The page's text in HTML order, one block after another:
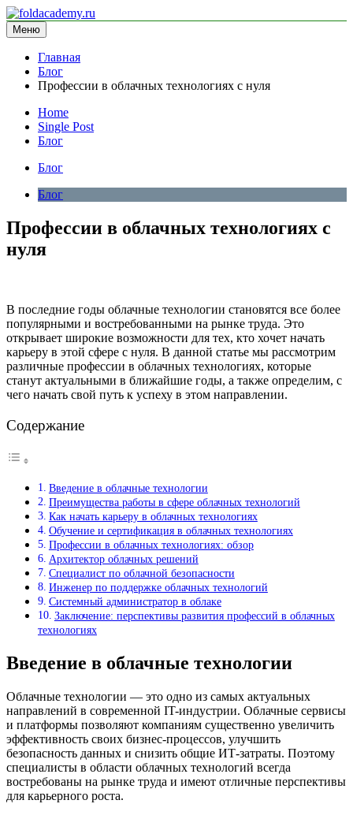
Перейти
к
содержимому
foldacademy.ru
информационный сайт
Меню
Главная
Блог
Профессии в облачных технологиях с нуля
Home
Single Post
Блог
Блог
Блог
Профессии в облачных технологиях с
нуля
В последние годы облачные технологии становятся все более
популярными и востребованными на рынке труда. Это
открывает широкие возможности для тех, кто хочет начать
карьеру в этой сфере с нуля. В данной статье мы рассмотрим
различные профессии в облачных технологиях, которые
станут актуальными в ближайшие годы, а также определим, с
чего начать свой путь к успеху в этом направлении.
Содержание
Введение в облачные технологии
Преимущества работы в сфере облачных технологий
Как начать карьеру в облачных технологиях
Обучение и сертификация в облачных технологиях
Профессии в облачных технологиях: обзор
Архитектор облачных решений
Специалист по облачной безопасности
Инженер по поддержке облачных технологий
Системный администратор в облаке
Заключение: перспективы развития профессий в облачных
технологиях
Введение в облачные технологии
Облачные технологии — это одно из самых актуальных
направлений в современной IT-индустрии. Облачные сервисы
и платформы позволяют компаниям существенно увеличить
эффективность своих бизнес-процессов, улучшить
безопасность данных и снизить общие ИТ-затраты. Поэтому
специалисты в области облачных технологий всегда
востребованы на рынке труда и имеют отличные перспективы
для карьерного роста.